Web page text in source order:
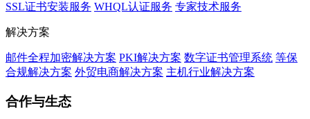
SSL证书安装服务 WHQL认证服务 专家技术服务
解决方案
邮件全程加密解决方案 PKI解决方案 数字证书管理系统 等保
合规解决方案 外贸电商解决方案 主机行业解决方案
合作与生态